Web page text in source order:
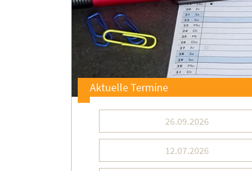
Aktuelle Termine
26.09.2026
12.07.2026